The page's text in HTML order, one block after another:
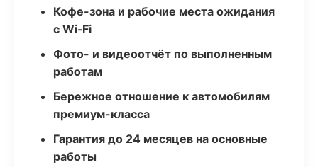
Кофе-зона и рабочие места ожидания
с Wi‑Fi
Фото- и видеоотчёт по выполненным
работам
Бережное отношение к автомобилям
премиум-класса
Гарантия до 24 месяцев на основные
работы